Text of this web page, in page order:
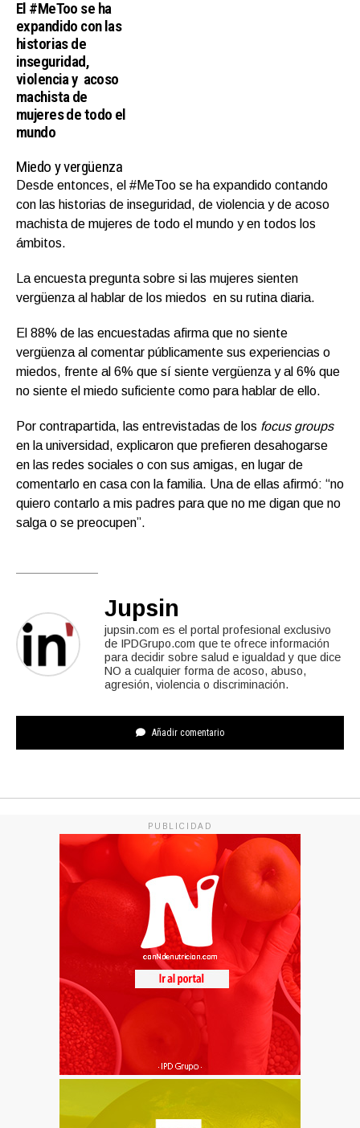
El #MeToo se ha
expandido con las
historias de
inseguridad,
violencia y acoso
machista de
mujeres de todo el
mundo
Miedo y vergüenza
Desde entonces, el #MeToo se ha expandido contando
con las historias de inseguridad, de violencia y de acoso
machista de mujeres de todo el mundo y en todos los
ámbitos.
La encuesta pregunta sobre si las mujeres sienten
vergüenza al hablar de los miedos en su rutina diaria.
El 88% de las encuestadas afirma que no siente
vergüenza al comentar públicamente sus experiencias o
miedos, frente al 6% que sí siente vergüenza y al 6% que
no siente el miedo suficiente como para hablar de ello.
Por contrapartida, las entrevistadas de los focus groups
en la universidad, explicaron que prefieren desahogarse
en las redes sociales o con sus amigas, en lugar de
comentarlo en casa con la familia. Una de ellas afirmó: “no
quiero contarlo a mis padres para que no me digan que no
salga o se preocupen”.
Jupsin
jupsin.com es el portal profesional exclusivo
de IPDGrupo.com que te ofrece información
para decidir sobre salud e igualdad y que dice
NO a cualquier forma de acoso, abuso,
agresión, violencia o discriminación.
Añadir comentario
PUBLICIDAD